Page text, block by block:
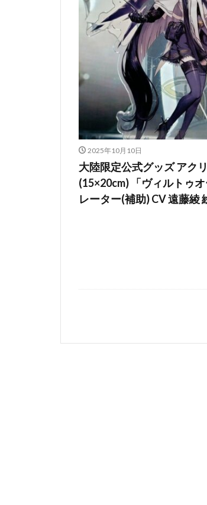
2025年10月10日
大陸限定公式グッズ アク
(15×20cm) 「ヴィルトゥ
レーター(補助) CV 遠藤綾